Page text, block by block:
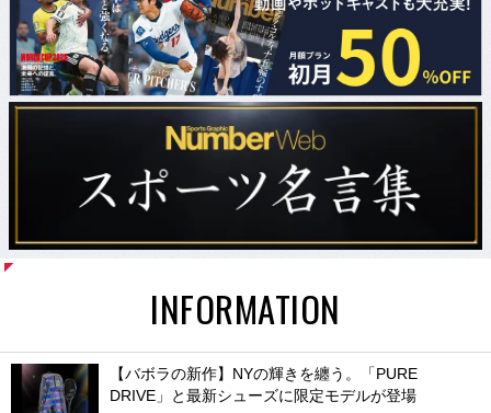
INFORMATION
【バボラの新作】NYの輝きを纏う。「PURE
DRIVE」と最新シューズに限定モデルが登場